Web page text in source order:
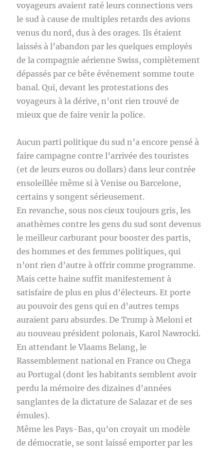
voyageurs avaient raté leurs connections vers
le sud à cause de multiples retards des avions
venus du nord, dus à des orages. Ils étaient
laissés à l’abandon par les quelques employés
de la compagnie aérienne Swiss, complètement
dépassés par ce bête événement somme toute
banal. Qui, devant les protestations des
voyageurs à la dérive, n’ont rien trouvé de
mieux que de faire venir la police.
Aucun parti politique du sud n’a encore pensé à
faire campagne contre l’arrivée des touristes
(et de leurs euros ou dollars) dans leur contrée
ensoleillée même si à Venise ou Barcelone,
certains y songent sérieusement.
En revanche, sous nos cieux toujours gris, les
anathèmes contre les gens du sud sont devenus
le meilleur carburant pour booster des partis,
des hommes et des femmes politiques, qui
n’ont rien d’autre à offrir comme programme.
Mais cette haine suffit manifestement à
satisfaire de plus en plus d’électeurs. Et porte
au pouvoir des gens qui en d’autres temps
auraient paru absurdes. De Trump à Meloni et
au nouveau président polonais, Karol Nawrocki.
En attendant le Vlaams Belang, le
Rassemblement national en France ou Chega
au Portugal (dont les habitants semblent avoir
perdu la mémoire des dizaines d’années
sanglantes de la dictature de Salazar et de ses
émules).
Même les Pays-Bas, qu’on croyait un modèle
de démocratie, se sont laissé emporter par les